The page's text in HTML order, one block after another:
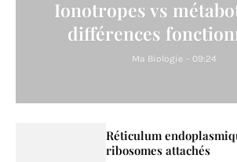
Ionotropes vs
différences
Ma Biologie - 09:24
Réticulum
ribosomes attachés